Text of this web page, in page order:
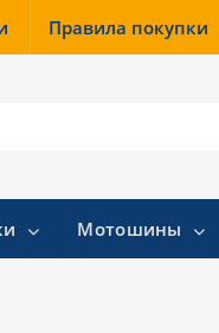
Правила покупки
Мотошины